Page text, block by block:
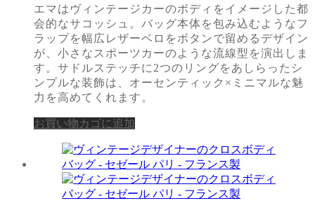
エマはヴィンテージカーのボディをイメージした都
会的なサコッシュ。バッグ本体を包み込むようなフ
ラップを幅広レザーベロをボタンで留めるデザイン
が、小さなスポーツカーのような流線型を演出しま
す。サドルステッチに2つのリングをあしらったシ
ンプルな装飾は、オーセンティック×ミニマルな魅
力を高めてくれます。
お買い物カゴに追加